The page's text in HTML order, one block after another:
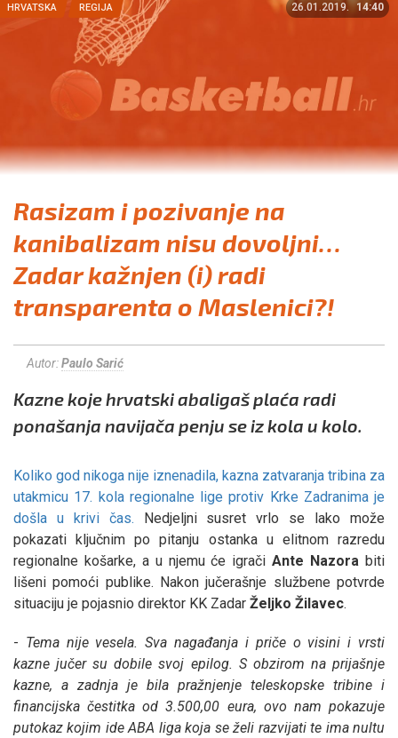
HRVATSKA REGIJA 26.01.2019. 14:40
Rasizam i pozivanje na
kanibalizam nisu dovoljni…
Zadar kažnjen (i) radi
transparenta o Maslenici?!
Autor:Paulo Sarić
Kazne koje hrvatski abaligaš plaća radi
ponašanja navijača penju se iz kola u kolo.
Koliko god nikoga nije iznenadila, kazna zatvaranja tribina za
utakmicu 17. kola regionalne lige protiv Krke Zadranima je
došla u krivi čas. Nedjeljni susret vrlo se lako može
pokazati ključnim po pitanju ostanka u elitnom razredu
regionalne košarke, a u njemu će igračiAnte Nazora biti
lišeni pomoći publike. Nakon jučerašnje službene potvrde
situaciju je pojasnio direktor KK Zadar Željko Žilavec.
- Tema nije vesela. Sva nagađanja i priče o visini i vrsti
kazne jučer su dobile svoj epilog. S obzirom na prijašnje
kazne, a zadnja je bila pražnjenje teleskopske tribine i
financijska čestitka od 3.500,00 eura, ovo nam pokazuje
putokaz kojim ide ABA liga koja se želi razvijati te ima nultu